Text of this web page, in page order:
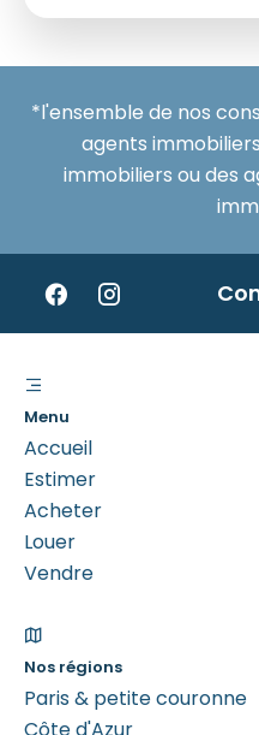
*l'ensemble de nos
agents
immobiliers ou des
Menu
Accueil
Estimer
Acheter
Louer
Vendre
Nos régions
Paris & petite couronne
Côte d'Azur